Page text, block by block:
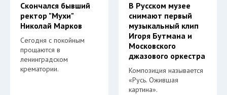
Скончался бывший
ректор "Мухи"
Николай Марков
Сегодня с покойным
прощаются в
ленинградском
крематории.
В Русском музее
снимают первый
музыкальный клип
Игоря Бутмана и
Московского
джазового оркестра
Композиция называется
«Русь. Ожившая
картина».